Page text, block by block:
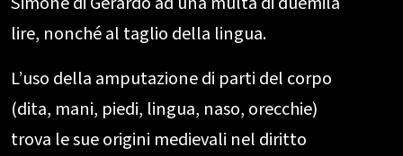
lire, nonché al taglio della lingua.
L’uso della amputazione di parti del corpo
(dita, mani, piedi, lingua, naso, orecchie)
trova le sue origini medievali nel diritto